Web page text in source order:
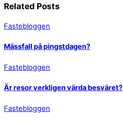
Related Posts
Fastebloggen
Mässfall på pingstdagen?
Fastebloggen
Är resor verkligen värda besväret?
Fastebloggen